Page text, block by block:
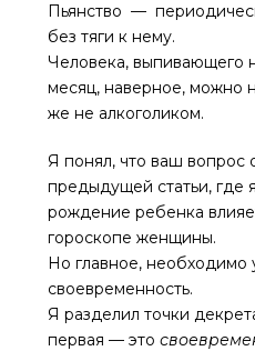
Пьянство —
без тяги к нему.
Человека, выпивающего
месяц, наверное, можно
же не алкоголиком.
Я понял, что ваш вопрос
предыдущей статьи, где
рождение ребенка
гороскопе женщины.
Но главное, необходимо
своевременность.
Я разделил точки
первая — это